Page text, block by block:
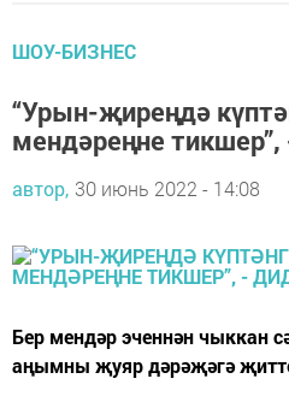
ШОУ-БИЗНЕС
“Урын-җиреңдә
мендәреңне
автор, 30 июнь 2022 - 14:08
Бер мендәр эченнән чыккан
аңымны җуяр дәрәҗәгә